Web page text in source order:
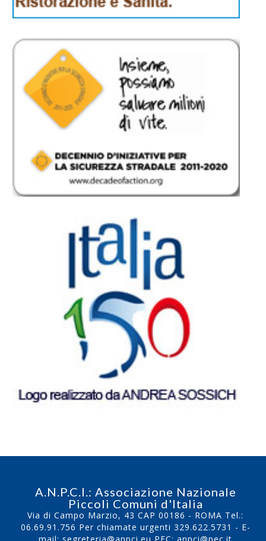
A.N.P.C.I.: Associazione Nazionale
Piccoli Comuni d'Italia
Via di Campo Marzio, 43 CAP 00186 - ROMA Tel.:
06.69.91.756 Per chiamate urgenti 329.622.5731 - E-